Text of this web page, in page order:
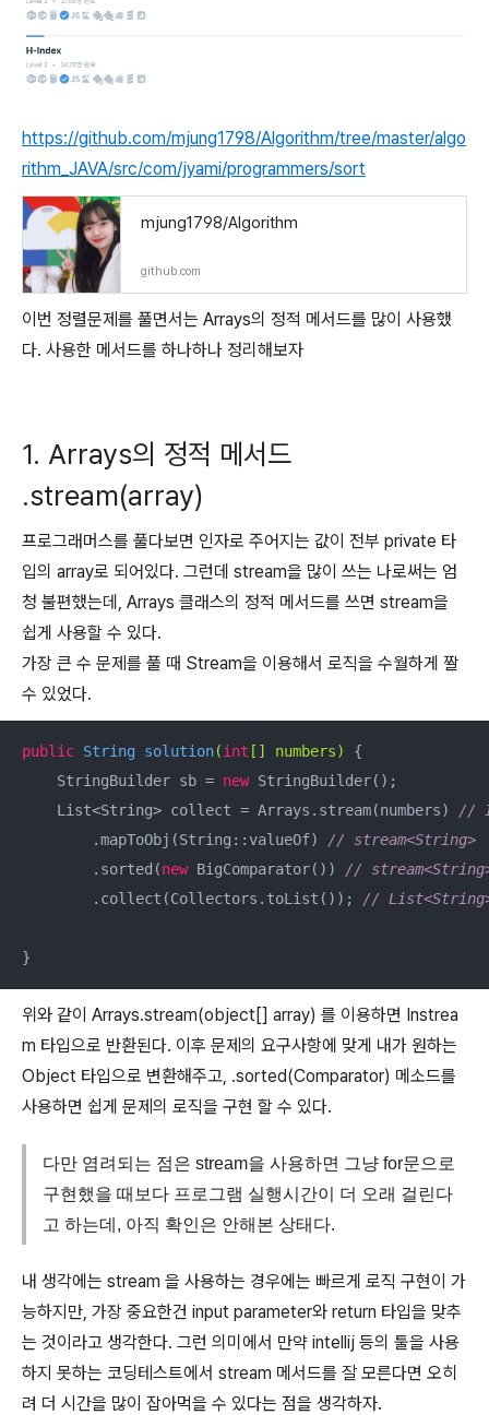
https://github.com/mjung1798/Algorithm/tree/master/algo
rithm_JAVA/src/com/jyami/programmers/sort
mjung1798/Algorithm
github.com
이번 정렬문제를 풀면서는 Arrays의 정적 메서드를 많이 사용했
다. 사용한 메서드를 하나하나 정리해보자
1. Arrays의 정적 메서드
.stream(array)
프로그래머스를 풀다보면 인자로 주어지는 값이 전부 private 타
입의 array로 되어있다. 그런데 stream을 많이 쓰는 나로써는 엄
청 불편했는데, Arrays 클래스의 정적 메서드를 쓰면 stream을
쉽게 사용할 수 있다.
가장 큰 수 문제를 풀 때 Stream을 이용해서 로직을 수월하게 짤
수 있었다.
public String solution(int [] numbers)
{
    StringBuilder sb =
new StringBuilder();
    List<String> collect = Arrays.stream(numbers)
//
    	.mapToObj(String::valueOf)
// stream<String>
        .sorted(
new BigComparator()) //
        .collect(Collectors.toList());
//
}
위와 같이 Arrays.stream(object[] array) 를 이용하면 Instrea
m 타입으로 반환된다. 이후 문제의 요구사항에 맞게 내가 원하는
Object 타입으로 변환해주고, .sorted(Comparator) 메소드를
사용하면 쉽게 문제의 로직을 구현 할 수 있다.
다만 염려되는 점은 stream을 사용하면 그냥 for문으로
구현했을 때보다 프로그램 실행시간이 더 오래 걸린다
고 하는데, 아직 확인은 안해본 상태다.
내 생각에는 stream 을 사용하는 경우에는 빠르게 로직 구현이 가
능하지만, 가장 중요한건 input parameter와 return 타입을 맞추
는 것이라고 생각한다. 그런 의미에서 만약 intellij 등의 툴을 사용
하지 못하는 코딩테스트에서 stream 메서드를 잘 모른다면 오히
려 더 시간을 많이 잡아먹을 수 있다는 점을 생각하자.